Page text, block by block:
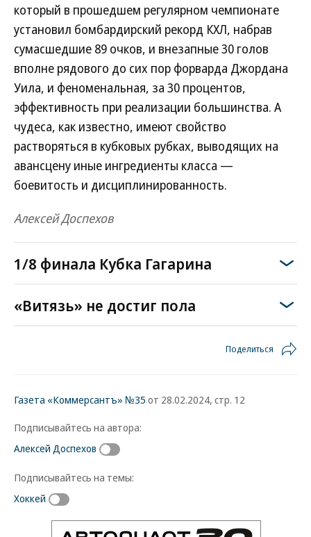
который в прошедшем регулярном чемпионате
установил бомбардирский рекорд КХЛ, набрав
сумасшедшие 89 очков, и внезапные 30 голов
вполне рядового до сих пор форварда Джордана
Уила, и феноменальная, за 30 процентов,
эффективность при реализации большинства. А
чудеса, как известно, имеют свойство
растворяться в кубковых рубках, выводящих на
авансцену иные ингредиенты класса —
боевитость и дисциплинированность.
Алексей Доспехов
1/8 финала Кубка Гагарина
«Витязь» не достиг пола
Поделиться
Газета «Коммерсантъ» №35 от 28.02.2024, стр. 12
Подписывайтесь на автора:
Алексей Доспехов
Подписывайтесь на темы:
Хоккей